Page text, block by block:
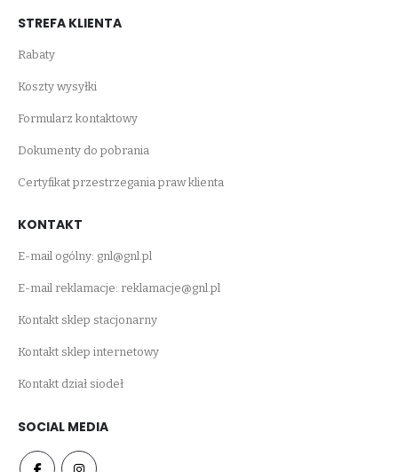
STREFA KLIENTA
Rabaty
Koszty wysyłki
Formularz kontaktowy
Dokumenty do pobrania
Certyfikat przestrzegania praw klienta
KONTAKT
E-mail ogólny: gnl@gnl.pl
E-mail reklamacje: reklamacje@gnl.pl
Kontakt sklep stacjonarny
Kontakt sklep internetowy
Kontakt dział siodeł
SOCIAL MEDIA